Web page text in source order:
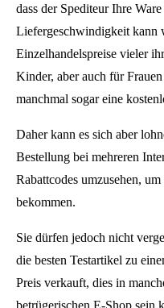
dass der Spediteur Ihre
Liefergeschwindigkeit kann
Einzelhandelspreise vieler
Kinder, aber auch für
manchmal sogar eine
Daher kann es sich aber
Bestellung bei mehreren
Rabattcodes umzusehen,
bekommen.
Sie dürfen jedoch nicht
die besten Testartikel zu
Preis verkauft, dies in
betrügerischen E-Shop sein